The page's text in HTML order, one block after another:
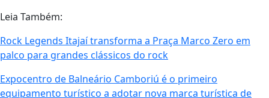
Leia Também:
Rock Legends Itajaí transforma a Praça Marco Zero em
palco para grandes clássicos do rock
Expocentro de Balneário Camboriú é o primeiro
equipamento turístico a adotar nova marca turística de